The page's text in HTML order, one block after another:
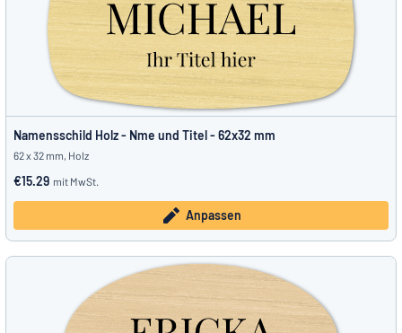
Namensschild Holz - Nme und Titel - 62x32 mm
62 x 32 mm, Holz
€15.29 mit MwSt.
Anpassen